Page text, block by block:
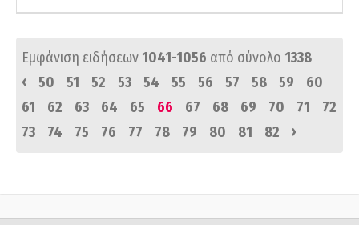
Εμφάνιση ειδήσεων1041-1056 από σύνολο 1338
‹
50 51 52 53 54 55 56 57 58 59
60
61
62 63 64 65 66 67 68 69 70 71
72
73
74 75 76 77 78 79 80 81 82 ›